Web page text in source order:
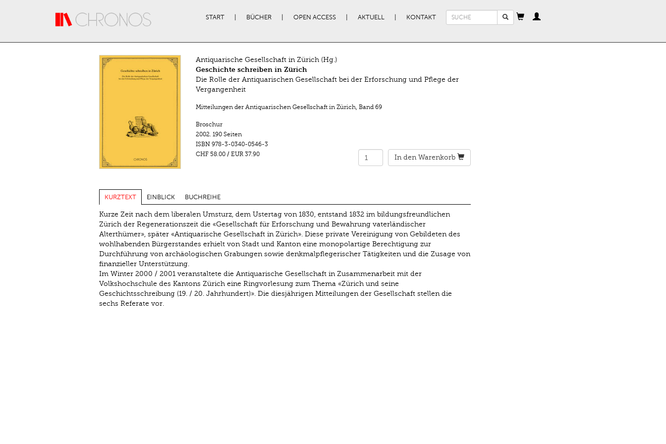
START BÜCHER OPEN ACCESS AKTUELL KONTAKT
Suchformular
Antiquarische Gesellschaft in Zürich (Hg.)
Geschichte schreiben in Zürich
Die Rolle der Antiquarischen Gesellschaft bei der Erforschung und Pflege der
Vergangenheit
Mitteilungen der Antiquarischen Gesellschaft in Zürich, Band 69
Broschur
2002. 190 Seiten
ISBN 978-3-0340-0546-3
CHF 58.00/ EUR 37.90 In den Warenkorb
KURZTEXT EINBLICK BUCHREIHE
Kurze Zeit nach dem liberalen Umsturz, dem Ustertag von 1830, entstand 1832 im bildungsfreundlichen
Zürich der Regenerationszeit die «Gesellschaft für Erforschung und Bewahrung vaterländischer
Alterthümer», später «Antiquarische Gesellschaft in Zürich». Diese private Vereinigung von Gebildeten des
wohlhabenden Bürgerstandes erhielt von Stadt und Kanton eine monopolartige Berechtigung zur
Durchführung von archäologischen Grabungen sowie denkmalpflegerischer Tätigkeiten und die Zusage von
finanzieller Unterstützung.
Im Winter 2000 / 2001 veranstaltete die Antiquarische Gesellschaft in Zusammenarbeit mit der
Volkshochschule des Kantons Zürich eine Ringvorlesung zum Thema «Zürich und seine
Geschichtsschreibung (19. / 20. Jahrhundert)». Die diesjährigen Mitteilungen der Gesellschaft stellen die
sechs Referate vor.